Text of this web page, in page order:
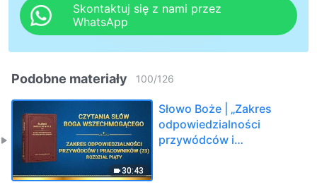
Skontaktuj się z nami przez
WhatsApp
Podobne materiały 100/126
30:43
Słowo Boże | „Zakres
odpowiedzialności
przywódców i